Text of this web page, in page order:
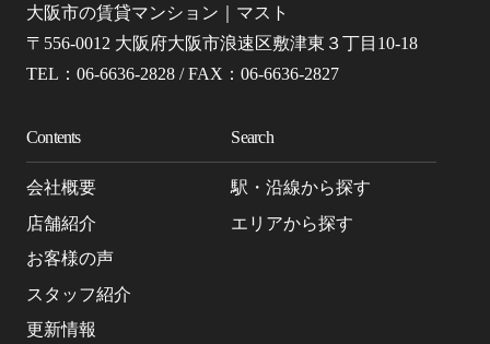
大阪市の賃貸マンション｜マスト
〒556-0012 大阪府大阪市浪速区敷津東３丁目10-18
TEL：06-6636-2828 / FAX：06-6636-2827
Contents
会社概要
店舗紹介
お客様の声
スタッフ紹介
更新情報
Search
駅・沿線から探す
エリアから探す